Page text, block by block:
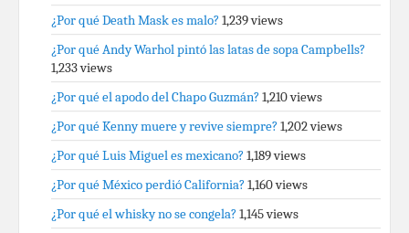
¿Por qué Death Mask es malo? 1,239 views
¿Por qué Andy Warhol pintó las latas de sopa Campbells?
1,233 views
¿Por qué el apodo del Chapo Guzmán? 1,210 views
¿Por qué Kenny muere y revive siempre? 1,202 views
¿Por qué Luis Miguel es mexicano? 1,189 views
¿Por qué México perdió California? 1,160 views
¿Por qué el whisky no se congela? 1,145 views